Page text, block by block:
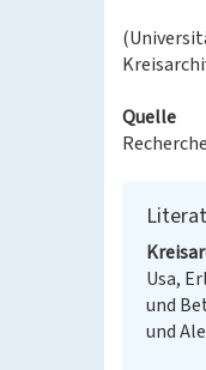
Quelle
Usa,
und
und